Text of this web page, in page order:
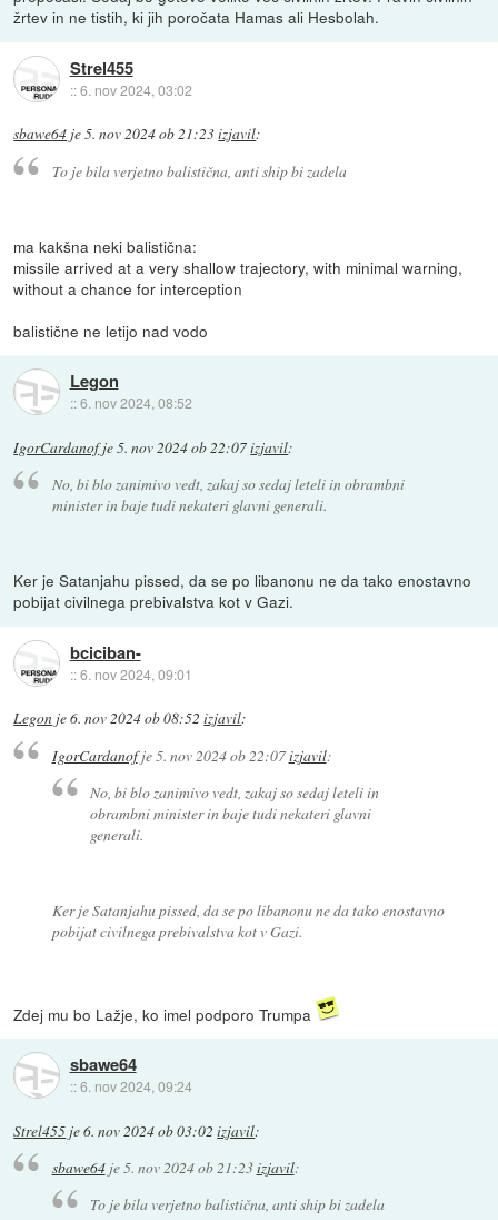
žrtev in ne tistih, ki jih poročata Hamas ali Hesbolah.
Strel455
::6. nov 2024, 03:02
sbawe64 je5. nov 2024 ob 21:23izjavil:
To je bila verjetno balistična, anti ship bi zadela
ma kakšna neki balistična:
missile arrived at a very shallow trajectory, with minimal warning,
without a chance for interception
balistične ne letijo nad vodo
Legon
::6. nov 2024, 08:52
IgorCardanofje5. nov 2024 ob 22:07izjavil:
No, bi blo zanimivo vedt, zakaj so sedaj leteli in obrambni
minister in baje tudi nekateri glavni generali.
Ker je Satanjahu pissed, da se po libanonu ne da tako enostavno
pobijat civilnega prebivalstva kot v Gazi.
bciciban-
::6. nov 2024, 09:01
Legon je6. nov 2024 ob 08:52 izjavil:
IgorCardanofje5. nov 2024 ob 22:07izjavil:
No, bi blo zanimivo vedt, zakaj so sedaj leteli in
obrambni minister in baje tudi nekateri glavni
generali.
Ker je Satanjahu pissed, da se po libanonu ne da tako enostavno
pobijat civilnega prebivalstva kot v Gazi.
Zdej mu bo Lažje, ko imel podporo Trumpa
sbawe64
::6. nov 2024, 09:24
Strel455 je6. nov 2024 ob 03:02 izjavil:
sbawe64je5. nov 2024 ob 21:23izjavil:
To je bila verjetno balistična, anti ship bi zadela